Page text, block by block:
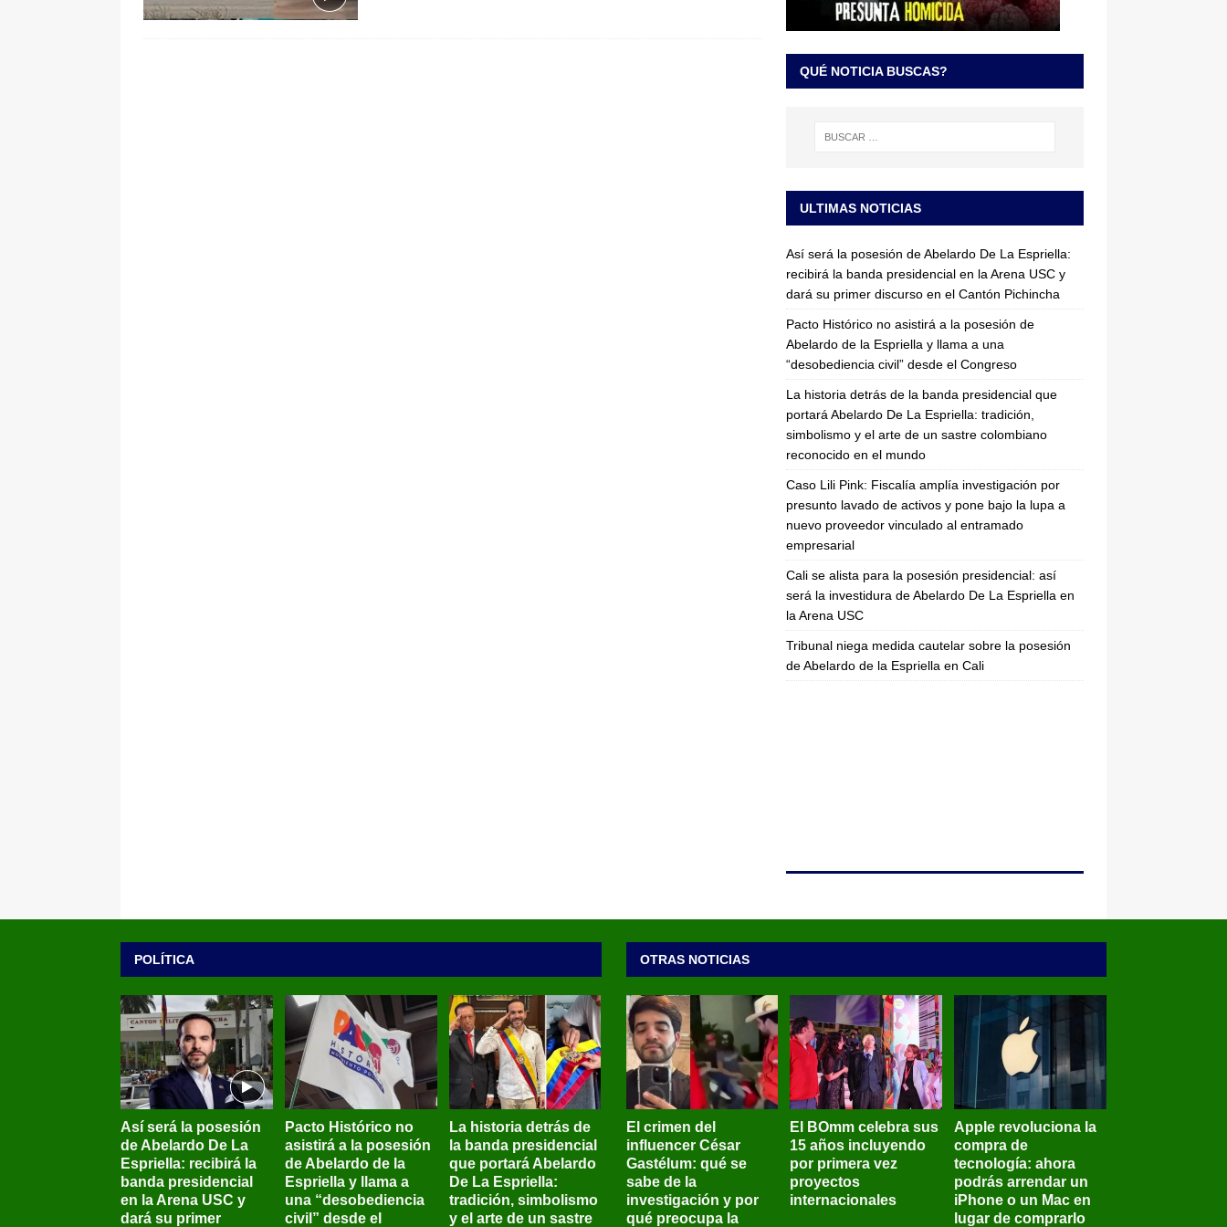
pone bajo la lupa a nuevo proveedor vinculado al entramado empresarial
QUÉ NOTICIA BUSCAS?
ULTIMAS NOTICIAS
Así será la posesión de Abelardo De La Espriella:
recibirá la banda presidencial en la Arena USC y
dará su primer discurso en el Cantón Pichincha
Pacto Histórico no asistirá a la posesión de
Abelardo de la Espriella y llama a una
“desobediencia civil” desde el Congreso
La historia detrás de la banda presidencial que
portará Abelardo De La Espriella: tradición,
simbolismo y el arte de un sastre colombiano
reconocido en el mundo
Caso Lili Pink: Fiscalía amplía investigación por
presunto lavado de activos y pone bajo la lupa a
nuevo proveedor vinculado al entramado
empresarial
Cali se alista para la posesión presidencial: así
será la investidura de Abelardo De La Espriella en
la Arena USC
Tribunal niega medida cautelar sobre la posesión
de Abelardo de la Espriella en Cali
POLÍTICA
Así será la posesión
de Abelardo De La
Espriella: recibirá la
banda presidencial
en la Arena USC y
dará su primer
Pacto Histórico no
asistirá a la posesión
de Abelardo de la
Espriella y llama a
una “desobediencia
civil” desde el
La historia detrás de
la banda presidencial
que portará Abelardo
De La Espriella:
tradición, simbolismo
y el arte de un sastre
OTRAS NOTICIAS
El crimen del
influencer César
Gastélum: qué se
sabe de la
investigación y por
qué preocupa la
El BOmm celebra sus
15 años incluyendo
por primera vez
proyectos
internacionales
Apple revoluciona la
compra de
tecnología: ahora
podrás arrendar un
iPhone o un Mac en
lugar de comprarlo